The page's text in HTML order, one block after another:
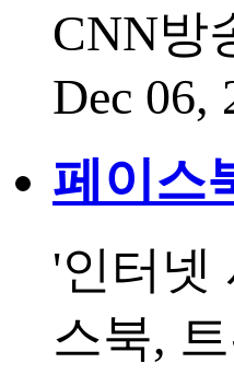
CNN방
Dec 06,
페이스
'인터넷
스북,